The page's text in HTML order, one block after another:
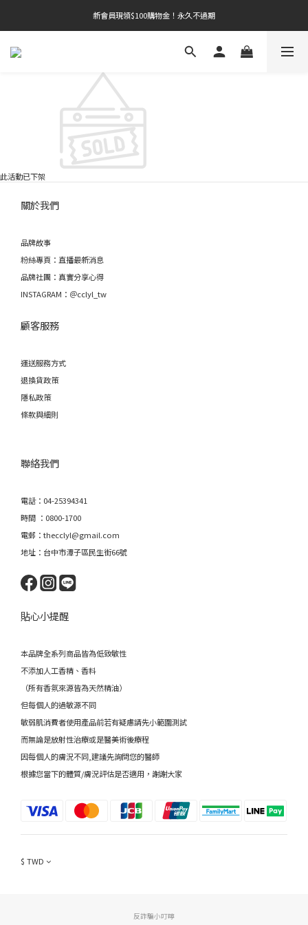
點此加入專屬社團，看更多心得分享
新會員現領$100購物金！永久不過期
點此加入專屬社團，看更多心得分享
此活動已下架
關於我們
品牌故事
粉絲專頁：直播最新消息
品牌社團：真實分享心得
INSTAGRAM：＠cclyl_tw
顧客服務
運送服務方式
退換貨政策
隱私政策
條款與細則
聯絡我們
電話：04-25394341
時間 ：0800-1700
電郵：thecclyl@gmail.com
地址：台中市潭子區民生街66號
貼心小提醒
本品牌全系列商品皆為低致敏性
不添加人工香精、香料
（所有香氛來源皆為天然精油）
但每個人的過敏源不同
敏弱肌消費者使用產品前若有疑慮請先小範圍測試
而無論是放射性治療或是醫美術後療程
因每個人的膚況不同,建議先詢問您的醫師
根據您當下的體質/膚況評估是否適用，謝謝大家
$ TWD
反詐騙小叮嚀